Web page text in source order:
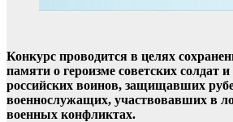
Конкурс проводится в целях
памяти о героизме советских солдат
российских воинов, защищавших
военнослужащих, участвовавших в
военных конфликтах.